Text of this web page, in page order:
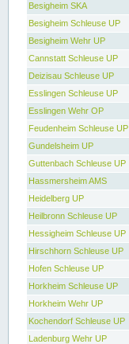
Besigheim SKA
Besigheim Schleuse UP
Besigheim Wehr UP
Cannstatt Schleuse UP
Deizisau Schleuse UP
Esslingen Schleuse UP
Esslingen Wehr OP
Feudenheim Schleuse UP
Gundelsheim UP
Guttenbach Schleuse UP
Hassmersheim AMS
Heidelberg UP
Heilbronn Schleuse UP
Hessigheim Schleuse UP
Hirschhorn Schleuse UP
Hofen Schleuse UP
Horkheim Schleuse UP
Horkheim Wehr UP
Kochendorf Schleuse UP
Ladenburg Wehr UP